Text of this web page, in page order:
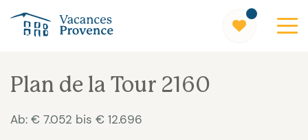
Plan de la Tour 2160
Ab: € 7.052 bis € 12.696